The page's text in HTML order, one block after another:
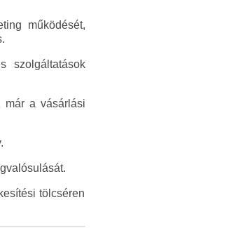
működését,
szolgáltatások
már a vásárlási
tölcséren